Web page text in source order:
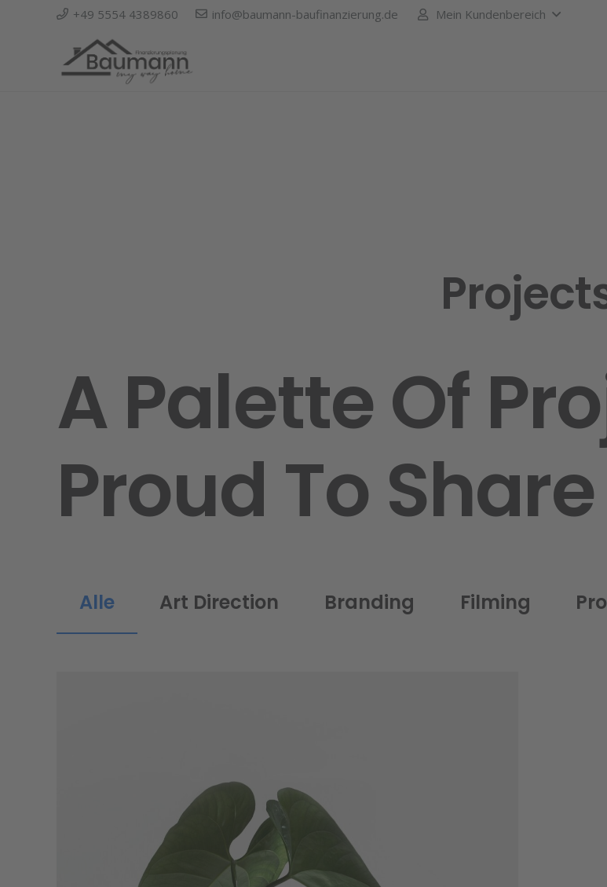
+49 5554 4389860 info@baumann-baufinanzierung.de Mein Kundenbereich
A Palette Of
Proud To Share
Alle Art Direction Branding Filming